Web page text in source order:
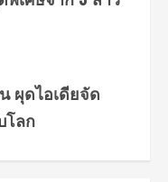
ผุดไอเดียจัด
โลก